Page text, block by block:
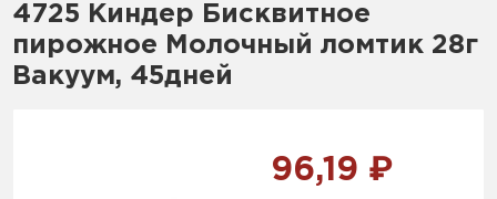
4725 Киндер Бисквитное
пирожное Молочный ломтик 28г
Вакуум, 45дней
96,19 ₽